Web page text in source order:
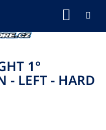
1°
- LEFT - HARD